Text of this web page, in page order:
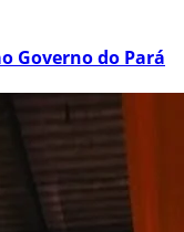
Governo do Pará